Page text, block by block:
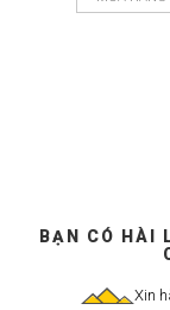
BẠN CÓ HÀI
Xin